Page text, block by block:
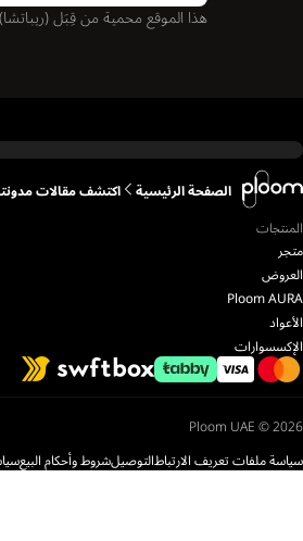
هذا الموقع محمية من قِبَل
الصفحة الرئيسية اكتشف مقالات
المنتجات
متجر
العروض
Ploom AURA
الأعواد
الإكسسوارات
Ploom UAE © 2026
سياسة ملفات تعريف الارتباطالتوصيلشروط وأحكام البيع